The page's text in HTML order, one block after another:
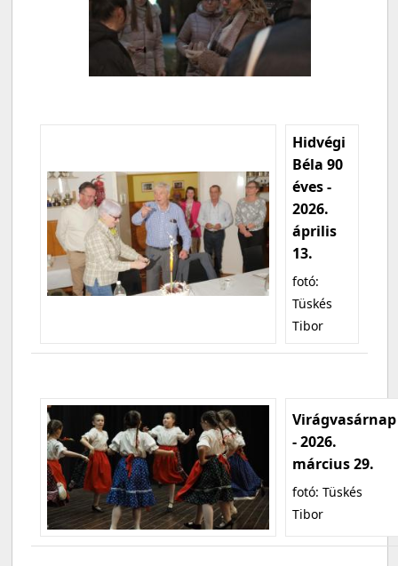
Hidvégi
Béla 90
éves -
2026.
április
13.
fotó:
Tüskés
Tibor
Virágvasárnap
- 2026.
március 29.
fotó: Tüskés
Tibor